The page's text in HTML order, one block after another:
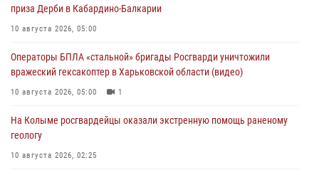
приза Дерби в Кабардино-Балкарии
10 августа 2026, 05:00
Операторы БПЛА «стальной» бригады Росгварди уничтожили
вражеский гексакоптер в Харьковской области (видео)
10 августа 2026, 05:00 1
На Колыме росгвардейцы оказали экстренную помощь раненому
геологу
10 августа 2026, 02:25